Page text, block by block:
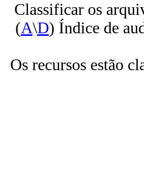
Classificar os
(A\D) Índice de
Os recursos estão